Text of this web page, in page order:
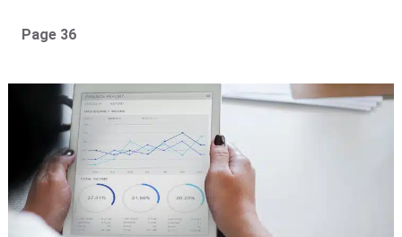
Page 36